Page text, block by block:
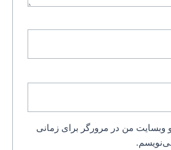
و وبسایت من در مرورگر برای زمانی